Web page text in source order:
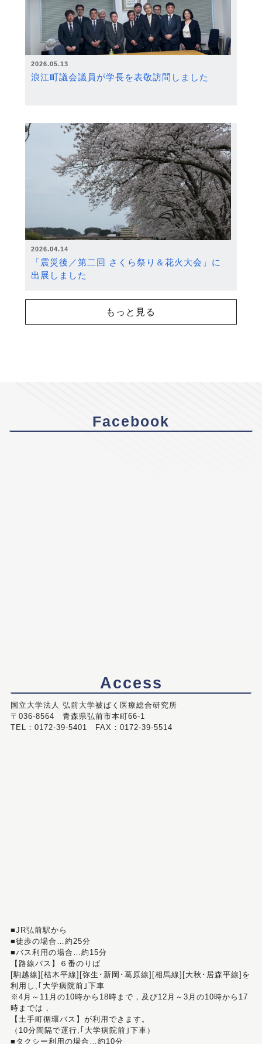
2026.05.13
浪江町議会議員が学長を表敬訪問しました
2026.04.14
「震災後／第二回 さくら祭り＆花火大会」に
出展しました
もっと見る
Facebook
Access
国立大学法人 弘前大学被ばく医療総合研究所
〒036-8564 青森県弘前市本町66-1
TEL：0172-39-5401 FAX：0172-39-5514
■JR弘前駅から
■徒歩の場合…約25分
■バス利用の場合…約15分
【路線バス】６番のりば
[駒越線][枯木平線][弥生･新岡･葛原線][相馬線][大秋･居森平線]を
利用し,｢大学病院前｣下車
※4月～11月の10時から18時まで，及び12月～3月の10時から17
時までは，
【土手町循環バス】が利用できます。
（10分間隔で運行,｢大学病院前｣下車）
■タクシー利用の場合…約10分